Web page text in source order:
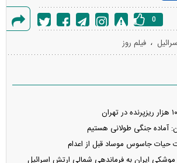
Video
خطا
0
، فیلم روز
آماده جنگی طولانی هستیم
جاسوس موساد قبل از اعدام
ایران به فرماندهی شمالی ارتش اسرائیل